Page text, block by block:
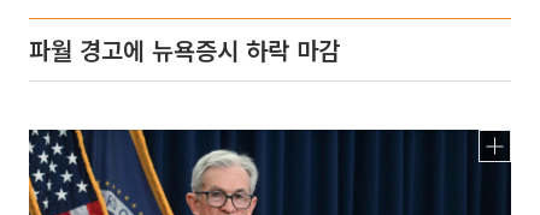
파월 경고에 뉴욕증시 하락 마감